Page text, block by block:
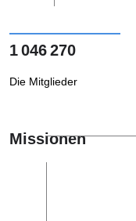
1 046 270
Die Mitglieder
Missionen